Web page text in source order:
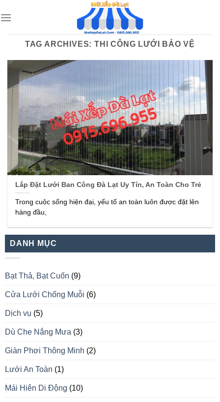
to
TAG ARCHIVES:THI CÔNG LƯỚI BẢO VỆ
Lắp Đặt Lưới Ban Công Đà Lạt Uy Tín, An Toàn Cho Trẻ
Trong cuộc sống hiện đại, yếu tố an toàn luôn được đặt lên
hàng đầu,
DANH MỤC
Bạt Thả, Bạt Cuốn (9)
Cửa Lưới Chống Muỗi (6)
Dịch vụ (5)
Dù Che Nắng Mưa (3)
Giàn Phơi Thông Minh (2)
Lưới An Toàn (1)
Mái Hiên Di Động (10)